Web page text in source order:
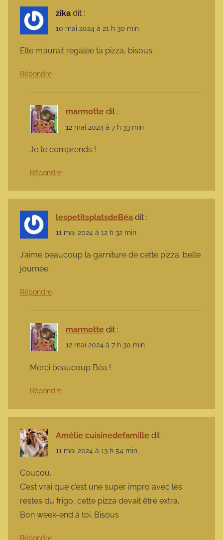
zika dit :
10 mai 2024 à 21 h 30 min
Elle m’aurait régalée ta pizza, bisous
Répondre
marmotte dit :
12 mai 2024 à 7 h 33 min
Je te comprends !
Répondre
lespetitsplatsdeBéa dit :
11 mai 2024 à 12 h 32 min
J’aime beaucoup la garniture de cette pizza. belle
journée
Répondre
marmotte dit :
12 mai 2024 à 7 h 30 min
Merci beaucoup Béa !
Répondre
Amélie cuisinedefamille dit :
11 mai 2024 à 13 h 54 min
Coucou.
C’est vrai que c’est une super impro avec les
restes du frigo, cette pizza devait être extra.
Bon week-end à toi. Bisous
Répondre